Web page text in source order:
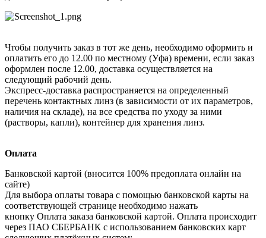
Чтобы получить заказ в тот же день, необходимо оформить и
оплатить его до 12.00 по местному (Уфа) времени, если заказ
оформлен после 12.00, доставка осуществляется на
следующий рабочий день.
Экспресс-доставка распространяется на определенный
перечень контактных линз (в зависимости от их параметров,
наличия на складе), на все средства по уходу за ними
(растворы, капли), контейнер для хранения линз.
Оплата
Банковской картой (вносится 100% предоплата онлайн на
сайте)
Для выбора оплаты товара с помощью банковской карты на
соответствующей странице необходимо нажать
кнопку Оплата заказа банковской картой. Оплата происходит
через ПАО СБЕРБАНК с использованием банковских карт